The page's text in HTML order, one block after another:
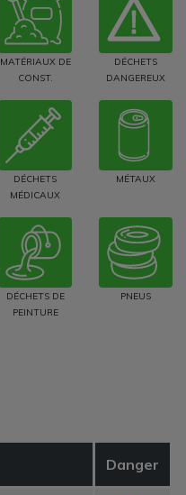
MATÉRIAUX DE
CONST.
DÉCHETS
DANGEREUX
DÉCHETS
MÉDICAUX
MÉTAUX
DÉCHETS DE
PEINTURE
PNEUS
Danger